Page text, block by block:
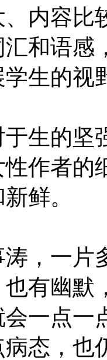
、内容比
和语感
生的视
生的坚
作者的
鲜。
，一片
有幽默
一点一
病态，